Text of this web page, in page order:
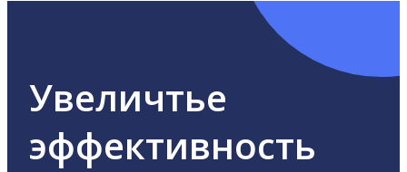
Увеличтье
эффективность